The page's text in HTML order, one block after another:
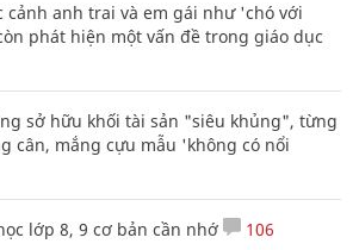
cảnh anh trai và em gái như 'chó với
phát hiện một vấn đề trong giáo dục
sở hữu khối tài sản "siêu khủng", từng
cân, mắng cựu mẫu 'không có nổi
lớp 8, 9 cơ bản cần nhớ 106